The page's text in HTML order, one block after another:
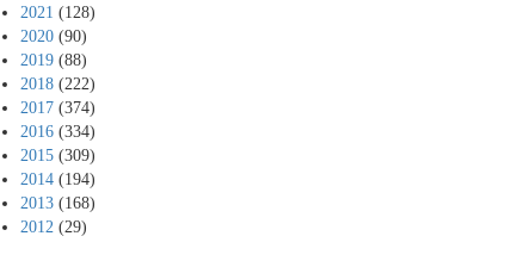
2021 (128)
2020 (90)
2019 (88)
2018 (222)
2017 (374)
2016 (334)
2015 (309)
2014 (194)
2013 (168)
2012 (29)